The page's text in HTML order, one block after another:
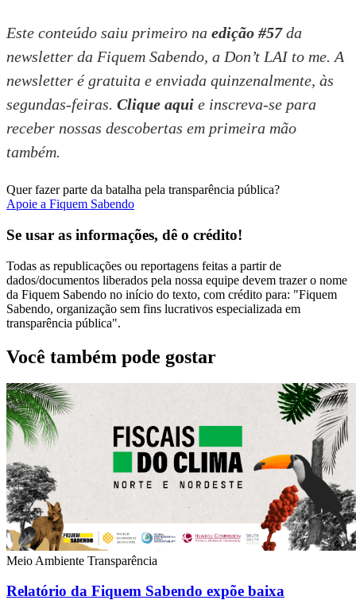
Este conteúdo saiu primeiro na edição #57da
newsletter da Fiquem Sabendo, a Don’t LAI to me. A
newsletter é gratuita e enviada quinzenalmente, às
segundas-feiras. Clique aqui e inscreva-se para
receber nossas descobertas em primeira mão
também.
Quer fazer parte da batalha pela transparência pública?
Apoie a Fiquem Sabendo
Se usar as informações, dê o crédito!
Todas as republicações ou reportagens feitas a partir de
dados/documentos liberados pela nossa equipe devem trazer o nome
da Fiquem Sabendo no início do texto, com crédito para: "Fiquem
Sabendo, organização sem fins lucrativos especializada em
transparência pública".
Você também pode gostar
Meio Ambiente Transparência
Relatório da Fiquem Sabendo expõe baixa